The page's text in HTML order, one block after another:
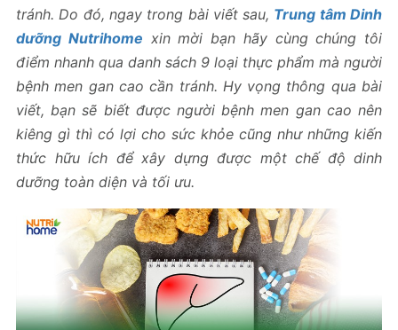
tránh. Do đó, ngay trong bài viết sau, Trung tâm Dinh
dưỡng Nutrihome xin mời bạn hãy cùng chúng tôi
điểm nhanh qua danh sách 9 loại thực phẩm mà người
bệnh men gan cao cần tránh. Hy vọng thông qua bài
viết, bạn sẽ biết được người bệnh men gan cao nên
kiêng gì thì có lợi cho sức khỏe cũng như những kiến
thức hữu ích để xây dựng được một chế độ dinh
dưỡng toàn diện và tối ưu.